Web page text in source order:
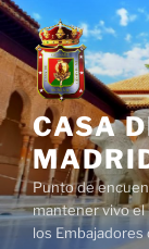
Saltar
al
contenido
CASA
Punto de
mantener vivo el
los Embajadores